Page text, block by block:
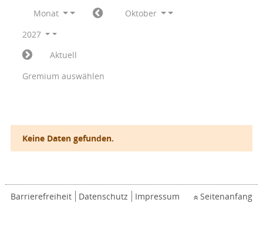
Monat
Oktober
2027
Aktuell
Gremium auswählen
Keine Daten gefunden.
Barrierefreiheit Datenschutz Impressum Seitenanfang